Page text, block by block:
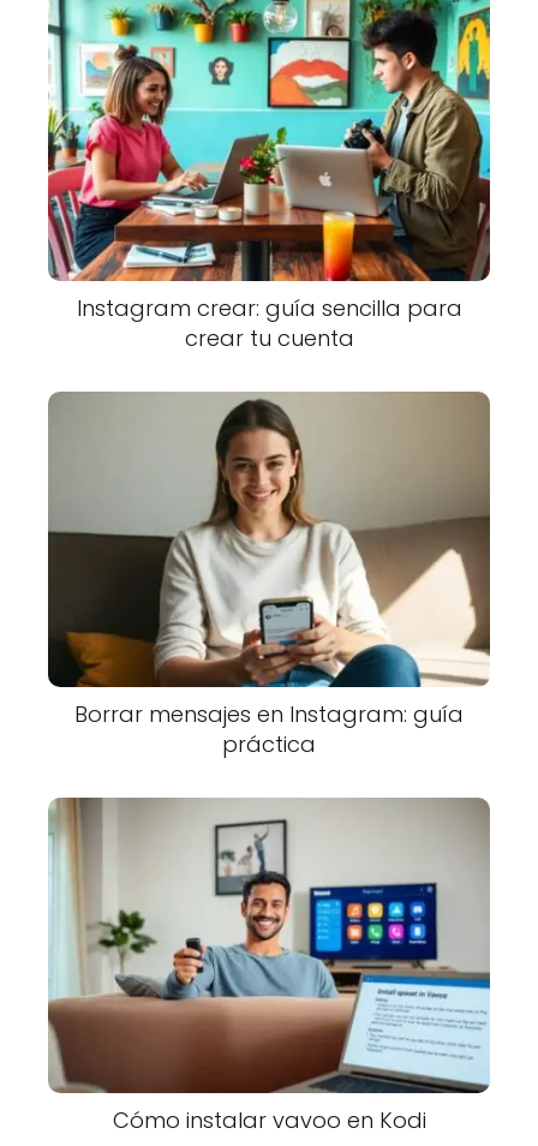
Instagram crear: guía sencilla para
crear tu cuenta
Borrar mensajes en Instagram: guía
práctica
Cómo instalar vavoo en Kodi